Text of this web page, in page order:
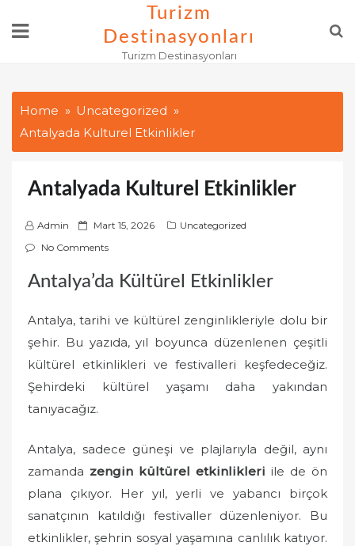
Turizm
Destinasyonları
Turizm Destinasyonları
Home
Uncategorized
Antalyada Kulturel Etkinlikler
Antalyada Kulturel Etkinlikler
Admin
P
o
t
d
o
Mart 15, 2026
Uncategorized
No Comments
Antalya’da Kültürel Etkinlikler
Antalya, tarihi ve kültürel zenginlikleriyle dolu bir
şehir. Bu yazıda, yıl boyunca düzenlenen çeşitli
kültürel etkinlikleri ve festivalleri keşfedeceğiz.
Şehirdeki kültürel yaşamı daha yakından
tanıyacağız.
Antalya, sadece güneşi ve plajlarıyla değil, aynı
zamanda zengin kültürel etkinlikleri ile de ön
plana çıkıyor. Her yıl, yerli ve yabancı birçok
sanatçının katıldığı festivaller düzenleniyor. Bu
etkinlikler, şehrin sosyal yaşamına canlılık katıyor.